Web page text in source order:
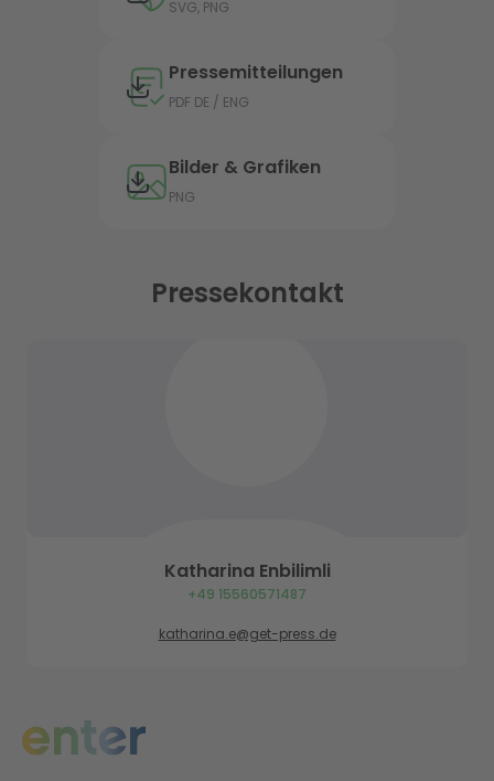
SVG, PNG
Pressemitteilungen
PDF DE / ENG
Bilder & Grafiken
PNG
Pressekontakt
Katharina Enbilimli
+49 15560571487
katharina.e@get-press.de